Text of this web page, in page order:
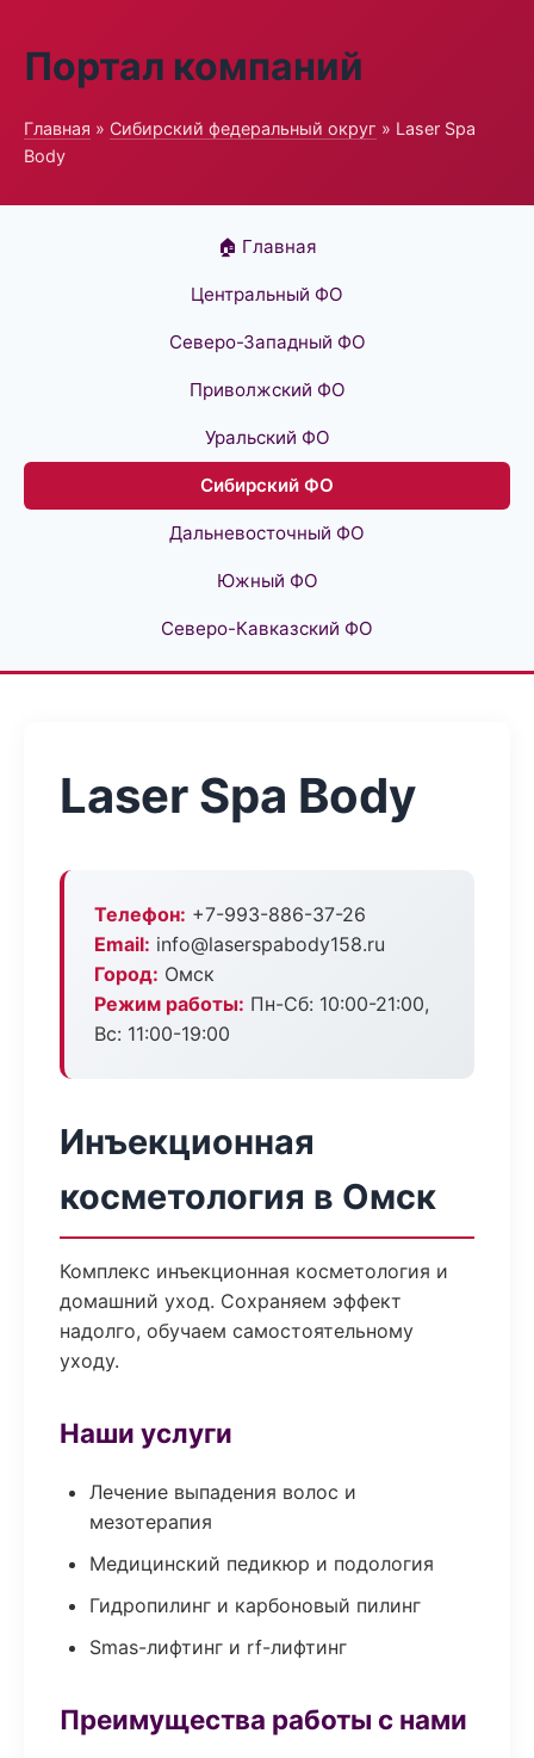
Портал компаний
Главная » Сибирский федеральный округ » Laser Spa
Body
🏠 Главная
Центральный ФО
Северо-Западный ФО
Приволжский ФО
Уральский ФО
Сибирский ФО
Дальневосточный ФО
Южный ФО
Северо-Кавказский ФО
Laser Spa Body
Телефон: +7-993-886-37-26
Email: info@laserspabody158.ru
Город: Омск
Режим работы: Пн-Сб: 10:00-21:00,
Вс: 11:00-19:00
Инъекционная
косметология в Омск
Комплекс инъекционная косметология и
домашний уход. Сохраняем эффект
надолго, обучаем самостоятельному
уходу.
Наши услуги
Лечение выпадения волос и
мезотерапия
Медицинский педикюр и подология
Гидропилинг и карбоновый пилинг
Smas-лифтинг и rf-лифтинг
Преимущества работы с нами